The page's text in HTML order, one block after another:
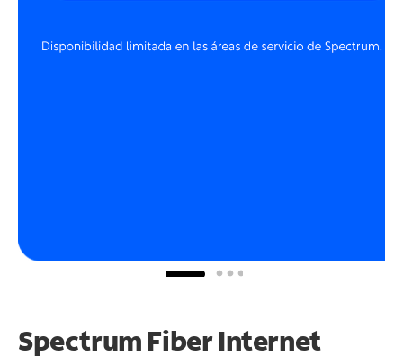
Spectrum Fiber Internet